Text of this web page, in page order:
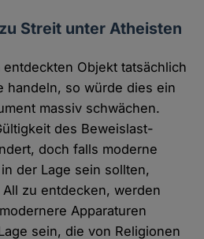
Streit unter Atheisten
Objekt tatsächlich
handeln, so würde dies ein
massiv schwächen.
des Beweislast-
doch falls moderne
der Lage sein sollten,
zu entdecken, werden
Apparaturen
sein, die von Religionen